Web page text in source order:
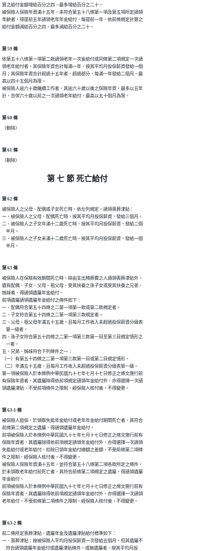
算之給付金額增給百分之四，最多增給百分之二十。
被保險人保險年資滿十五年，未符合第五十八條第一項及第五項所定請領
年齡者，得提前五年請領老年年金給付，每提前一年，依前條規定計算之
給付金額減給百分之四，最多減給百分之二十。
第 59 條
依第五十八條第一項第二款請領老年一次金給付或同條第二項規定一次請
領老年給付者，其保險年資合計每滿一年，按其平均月投保薪資發給一個
月；其保險年資合計超過十五年者，超過部分，每滿一年發給二個月，最
高以四十五個月為限。
被保險人逾六十歲繼續工作者，其逾六十歲以後之保險年資，最多以五年
計，合併六十歲以前之一次請領老年給付，最高以五十個月為限。
第 60 條
（刪除）
第 61 條
（刪除）
第 七 節 死亡給付
第 62 條
被保險人之父母、配偶或子女死亡時，依左列規定，請領喪葬津貼：
一、被保險人之父母、配偶死亡時，按其平均月投保薪資，發給三個月。
二、被保險人之子女年滿十二歲死亡時，按其平均月投保薪資，發給二個
    半月。
三、被保險人之子女未滿十二歲死亡時，按其平均月投保薪資，發給一個
    半月。
第 63 條
被保險人在保險有效期間死亡時，除由支出殯葬費之人請領喪葬津貼外，
遺有配偶、子女、父母、祖父母、受其扶養之孫子女或受其扶養之兄弟、
姊妹者，得請領遺屬年金給付。
前項遺屬請領遺屬年金給付之條件如下：
一、配偶符合第五十四條之二第一項第一款或第二款規定者。
二、子女符合第五十四條之二第一項第三款規定者。
三、父母、祖父母年滿五十五歲，且每月工作收入未超過投保薪資分級表
    第一級者。
四、孫子女符合第五十四條之二第一項第三款第一目至第三目規定情形之
    一者。
五、兄弟、姊妹符合下列條件之一：
（一）有第五十四條之二第一項第三款第一目或第二目規定情形。
（二）年滿五十五歲，且每月工作收入未超過投保薪資分級表第一級。
第一項被保險人於本條例中華民國九十七年七月十七日修正之條文施行前
有保險年資者，其遺屬除得依前項規定請領年金給付外，亦得選擇一次請
領遺屬津貼，不受前項條件之限制，經保險人核付後，不得變更。
第 63-1 條
被保險人退保，於領取失能年金給付或老年年金給付期間死亡者，其符合
前條第二項規定之遺屬，得請領遺屬年金給付。
前項被保險人於本條例中華民國九十七年七月十七日修正之條文施行前有
保險年資者，其遺屬除得依前項規定請領年金給付外，亦得選擇一次請領
失能給付或老年給付，扣除已領年金給付總額之差額，不受前條第二項條
件之限制，經保險人核付後，不得變更。
被保險人保險年資滿十五年，並符合第五十八條第二項各款所定之條件，
於未領取老年給付前死亡者，其符合前條第二項規定之遺屬，得請領遺屬
年金給付。
前項被保險人於本條例中華民國九十七年七月十七日修正之條文施行前有
保險年資者，其遺屬除得依前項規定請領年金給付外，亦得選擇一次請領
老年給付，不受前條第二項條件之限制，經保險人核付後，不得變更。
第 63-2 條
前二條所定喪葬津貼、遺屬年金及遺屬津貼給付標準如下：
一、喪葬津貼：按被保險人平均月投保薪資一次發給五個月。但其遺屬不
    符合請領遺屬年金給付或遺屬津貼條件，或無遺屬者，按其平均月投